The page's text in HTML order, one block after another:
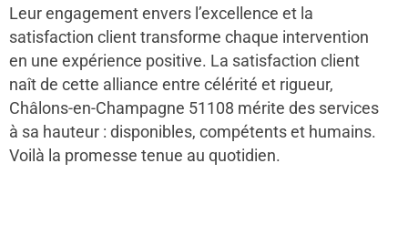
Leur engagement envers l’excellence et la
satisfaction client transforme chaque intervention
en une expérience positive. La satisfaction client
naît de cette alliance entre célérité et rigueur,
Châlons-en-Champagne 51108 mérite des services
à sa hauteur : disponibles, compétents et humains.
Voilà la promesse tenue au quotidien.